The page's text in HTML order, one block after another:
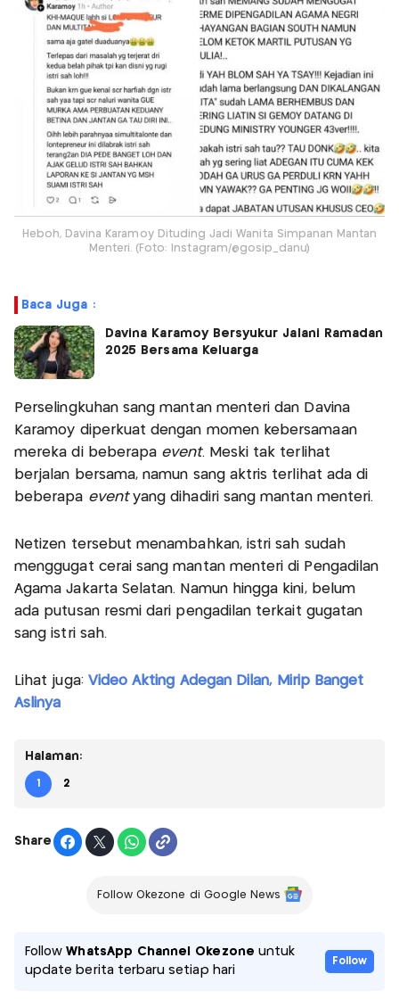
Heboh, Davina Karamoy Dituding Jadi Wanita Simpanan Mantan
Menteri. (Foto: Instagram/@gosip_danu)
Baca Juga :
Davina Karamoy Bersyukur Jalani Ramadan
2025 Bersama Keluarga
Perselingkuhan sang mantan menteri dan Davina
Karamoy diperkuat dengan momen kebersamaan
mereka di beberapa event. Meski tak terlihat
berjalan bersama, namun sang aktris terlihat ada di
beberapa eventyang dihadiri sang mantan menteri.
Netizen tersebut menambahkan, istri sah sudah
menggugat cerai sang mantan menteri di Pengadilan
Agama Jakarta Selatan. Namun hingga kini, belum
ada putusan resmi dari pengadilan terkait gugatan
sang istri sah.
Lihat juga: Video Akting Adegan Dilan, Mirip Banget
Aslinya
Halaman:
1 2
Share
Follow Okezone di Google News
FollowWhatsApp Channel Okezone untuk
update berita terbaru setiap hari
Follow